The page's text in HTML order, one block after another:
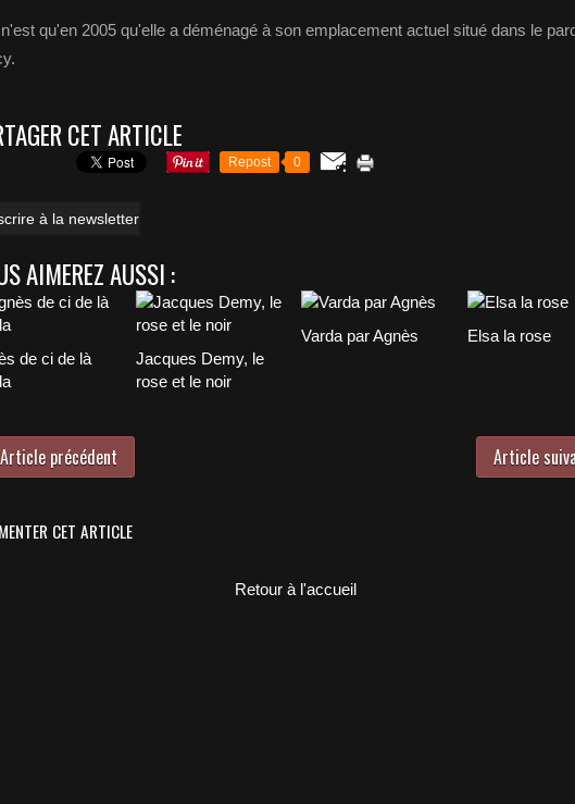
qu'en 2005 qu'elle a déménagé à son emplacement actuel situé dans le
CET ARTICLE
Repost 0
à la newsletter
AIMEREZ AUSSI :
de ci de là
Jacques Demy, le
rose et le noir
Varda par Agnès Elsa la rose
précédent Article
CET ARTICLE
Retour à l'accueil